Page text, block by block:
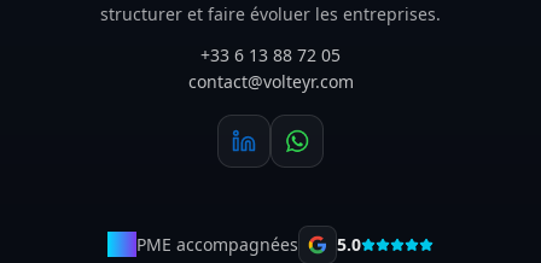
structurer et faire évoluer les entreprises.
+33 6 13 88 72 05
contact@volteyr.com
PME accompagnées 5.0